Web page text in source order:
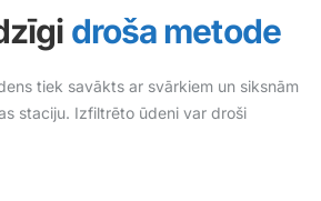
droša metode
tiek savākts ar svārkiem un siksnām
staciju. Izfiltrēto ūdeni var droši